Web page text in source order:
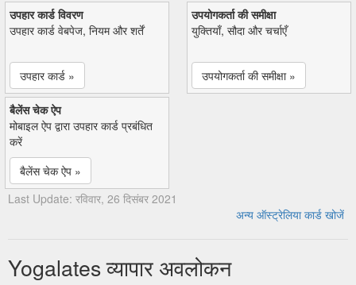
उपहार कार्ड विवरण
उपहार कार्ड वेबपेज, नियम और शर्तें
उपहार कार्ड »
उपयोगकर्ता की समीक्षा
युक्तियाँ, सौदा और चर्चाएँ
उपयोगकर्ता की समीक्षा »
बैलेंस चेक ऐप
मोबाइल ऐप द्वारा उपहार कार्ड प्रबंधित
करें
बैलेंस चेक ऐप »
Last Update: रविवार, 26 दिसंबर 2021
अन्य ऑस्ट्रेलिया कार्ड खोजें
Yogalates व्यापार अवलोकन